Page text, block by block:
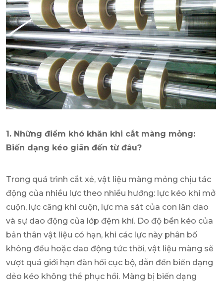
1. Những điểm khó khăn khi cắt màng mỏng:
Biến dạng kéo giãn đến từ đâu?
Trong quá trình cắt xẻ, vật liệu màng mỏng chịu tác
động của nhiều lực theo nhiều hướng: lực kéo khi mở
cuộn, lực căng khi cuộn, lực ma sát của con lăn dao
và sự dao động của lớp đệm khí. Do độ bền kéo của
bản thân vật liệu có hạn, khi các lực này phân bố
không đều hoặc dao động tức thời, vật liệu màng sẽ
vượt quá giới hạn đàn hồi cục bộ, dẫn đến biến dạng
dẻo kéo không thể phục hồi. Màng bị biến dạng